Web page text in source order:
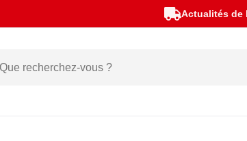
Actualités de